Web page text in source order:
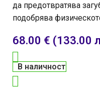
да предотвратява
подобрява
68.00 € (133.00
В наличност